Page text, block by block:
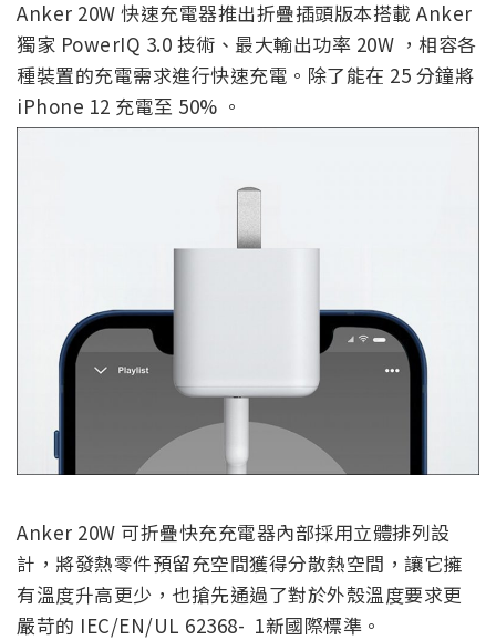
Anker 20W 快速充電器推出折疊插頭版本搭載 Anker
獨家 PowerIQ 3.0 技術、最大輸出功率 20W ，相容各
種裝置的充電需求進行快速充電。除了能在 25 分鐘將
iPhone 12 充電至 50% 。
Anker 20W 可折疊快充充電器內部採用立體排列設
計，將發熱零件預留充空間獲得分散熱空間，讓它擁
有溫度升高更少，也搶先通過了對於外殼溫度要求更
嚴苛的 IEC/EN/UL 62368- 1新國際標準。